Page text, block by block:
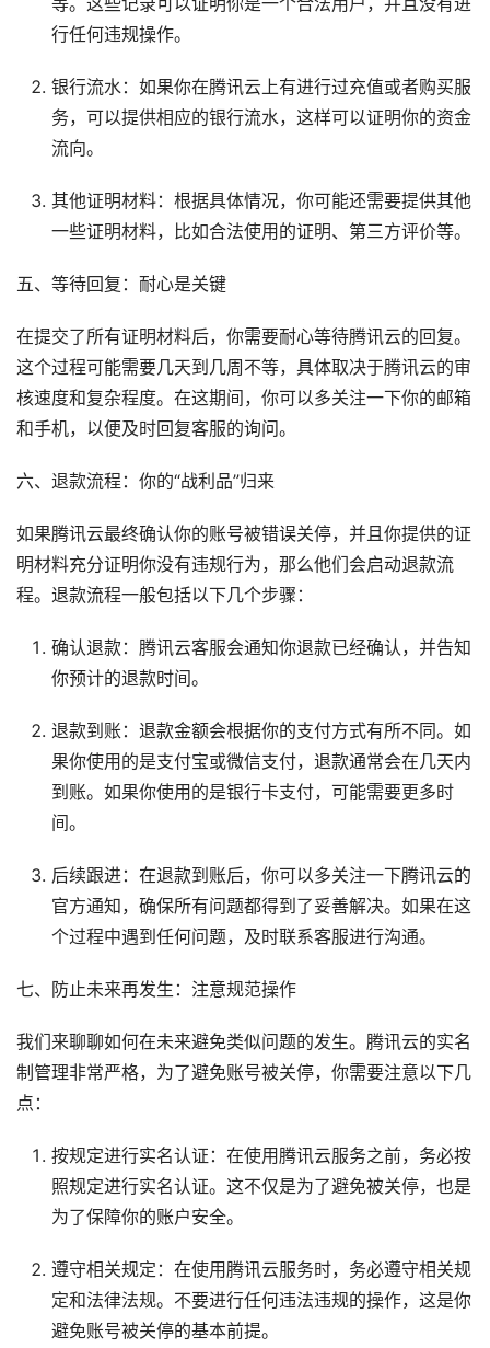
行任何违规操作。
银行流水：如果你在腾讯云上有进行过充值或者购买服
务，可以提供相应的银行流水，这样可以证明你的资金
流向。
其他证明材料：根据具体情况，你可能还需要提供其他
一些证明材料，比如合法使用的证明、第三方评价等。
五、等待回复：耐心是关键
在提交了所有证明材料后，你需要耐心等待腾讯云的回复。
这个过程可能需要几天到几周不等，具体取决于腾讯云的审
核速度和复杂程度。在这期间，你可以多关注一下你的邮箱
和手机，以便及时回复客服的询问。
六、退款流程：你的“战利品”归来
如果腾讯云最终确认你的账号被错误关停，并且你提供的证
明材料充分证明你没有违规行为，那么他们会启动退款流
程。退款流程一般包括以下几个步骤：
确认退款：腾讯云客服会通知你退款已经确认，并告知
你预计的退款时间。
退款到账：退款金额会根据你的支付方式有所不同。如
果你使用的是支付宝或微信支付，退款通常会在几天内
到账。如果你使用的是银行卡支付，可能需要更多时
间。
后续跟进：在退款到账后，你可以多关注一下腾讯云的
官方通知，确保所有问题都得到了妥善解决。如果在这
个过程中遇到任何问题，及时联系客服进行沟通。
七、防止未来再发生：注意规范操作
我们来聊聊如何在未来避免类似问题的发生。腾讯云的实名
制管理非常严格，为了避免账号被关停，你需要注意以下几
点：
按规定进行实名认证：在使用腾讯云服务之前，务必按
照规定进行实名认证。这不仅是为了避免被关停，也是
为了保障你的账户安全。
遵守相关规定：在使用腾讯云服务时，务必遵守相关规
定和法律法规。不要进行任何违法违规的操作，这是你
避免账号被关停的基本前提。